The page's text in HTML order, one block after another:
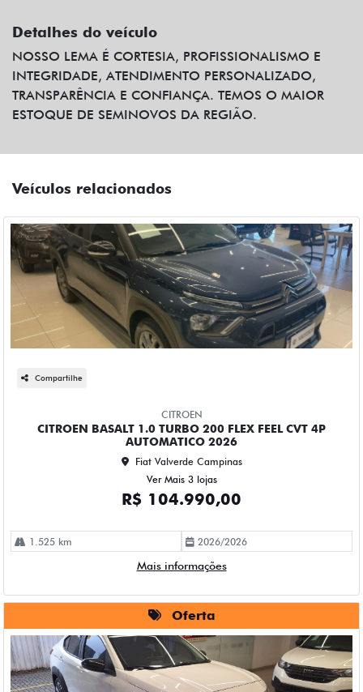
Detalhes do veículo
NOSSO LEMA É CORTESIA, PROFISSIONALISMO E
INTEGRIDADE, ATENDIMENTO PERSONALIZADO,
TRANSPARÊNCIA E CONFIANÇA. TEMOS O MAIOR
ESTOQUE DE SEMINOVOS DA REGIÃO.
Veículos relacionados
Compartilhe
CITROEN
CITROEN BASALT 1.0 TURBO 200 FLEX FEEL CVT 4P
AUTOMATICO 2026
Fiat Valverde Campinas
Ver Mais 3 lojas
R$ 104.990,00
1.525 km 2026/2026
Mais informações
Oferta